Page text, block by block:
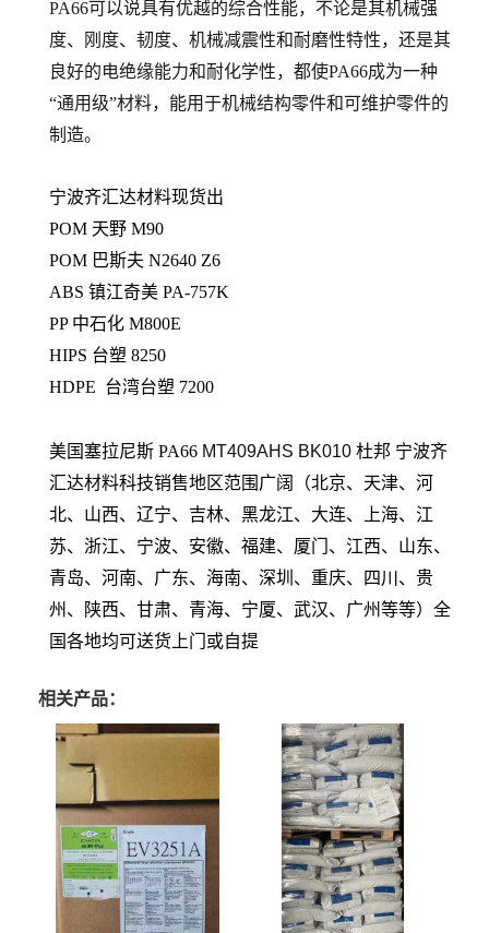
PA66可以说具有优越的综合性能，不论是其机械强
度、刚度、韧度、机械减震性和耐磨性特性，还是其
良好的电绝缘能力和耐化学性，都使PA66成为一种
“通用级”材料，能用于机械结构零件和可维护零件的
制造。
宁波齐汇达材料现货出
POM 天野 M90
POM 巴斯夫 N2640 Z6
ABS 镇江奇美 PA-757K
PP 中石化 M800E
HIPS 台塑 8250
HDPE 台湾台塑 7200
美国塞拉尼斯 PA66 MT409AHS BK010 杜邦 宁波齐
汇达材料科技销售地区范围广阔（北京、天津、河
北、山西、辽宁、吉林、黑龙江、大连、上海、江
苏、浙江、宁波、安徽、福建、厦门、江西、山东、
青岛、河南、广东、海南、深圳、重庆、四川、贵
州、陕西、甘肃、青海、宁厦、武汉、广州等等）全
国各地均可送货上门或自提
相关产品：